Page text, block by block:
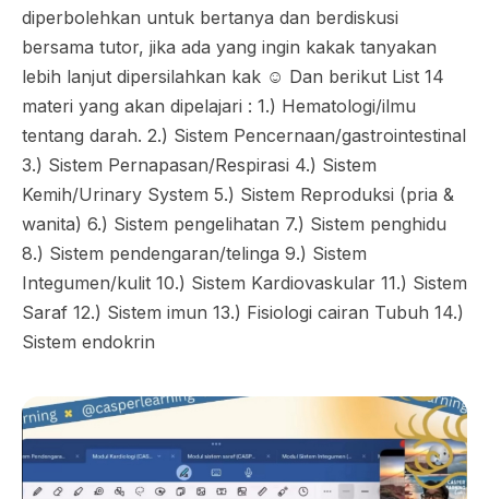
diperbolehkan untuk bertanya dan berdiskusi
bersama tutor, jika ada yang ingin kakak tanyakan
lebih lanjut dipersilahkan kak ☺️ Dan berikut List 14
materi yang akan dipelajari : 1.) Hematologi/ilmu
tentang darah. 2.) Sistem Pencernaan/gastrointestinal
3.) Sistem Pernapasan/Respirasi 4.) Sistem
Kemih/Urinary System 5.) Sistem Reproduksi (pria &
wanita) 6.) Sistem pengelihatan 7.) Sistem penghidu
8.) Sistem pendengaran/telinga 9.) Sistem
Integumen/kulit 10.) Sistem Kardiovaskular 11.) Sistem
Saraf 12.) Sistem imun 13.) Fisiologi cairan Tubuh 14.)
Sistem endokrin